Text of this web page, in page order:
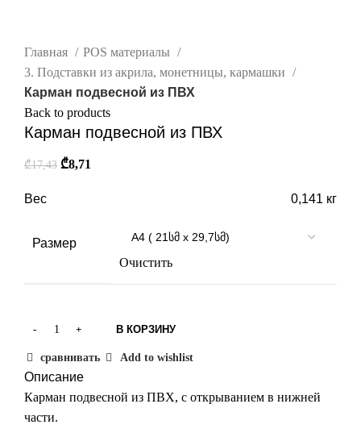
Главная
POS материалы
3. Подставки из акрила, монетницы, кармашки
Карман подвесной из ПВХ
Back to products
Карман подвесной из ПВХ
₾17,43 ₾8,71
Вес 0,141 кг
Размер
Очистить
В КОРЗИНУ
сравнивать Add to wishlist
Описание
Карман подвесной из ПВХ, с открыванием в нижней
части.